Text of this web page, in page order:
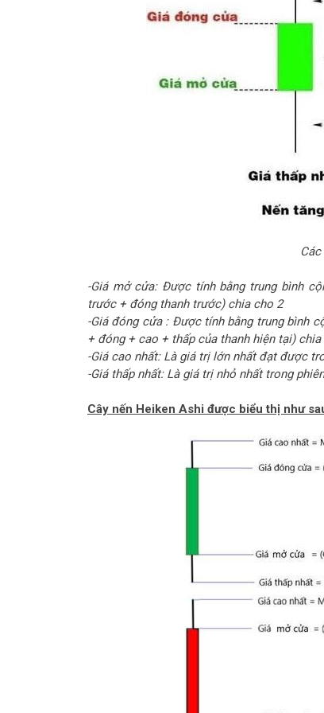
-Giá mở cửa: Được tính bằng trung bình
trước + đóng thanh trước) chia cho 2
-Giá đóng cửa : Được tính bằng trung bình
+ đóng + cao + thấp của thanh hiện tại) chia
-Giá cao nhất: Là giá trị lớn nhất đạt được
-Giá thấp nhất: Là giá trị nhỏ nhất trong
Cây nến Heiken Ashi được biểu thị như